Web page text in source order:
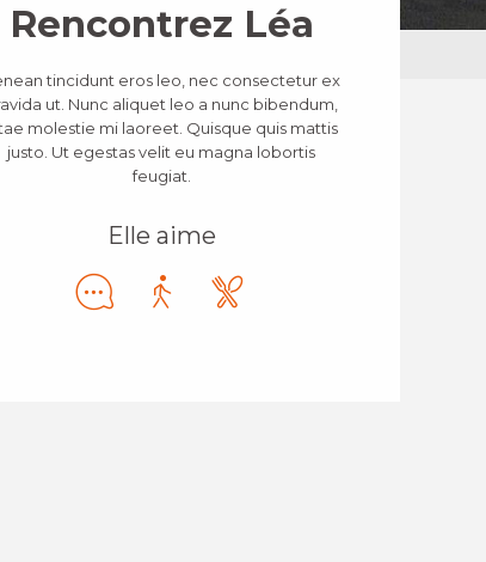
Rencontrez Léa
tincidunt eros leo, nec consectetur ex
ut. Nunc aliquet leo a nunc bibendum,
molestie mi laoreet. Quisque quis mattis
justo. Ut egestas velit eu magna lobortis
feugiat.
Elle aime